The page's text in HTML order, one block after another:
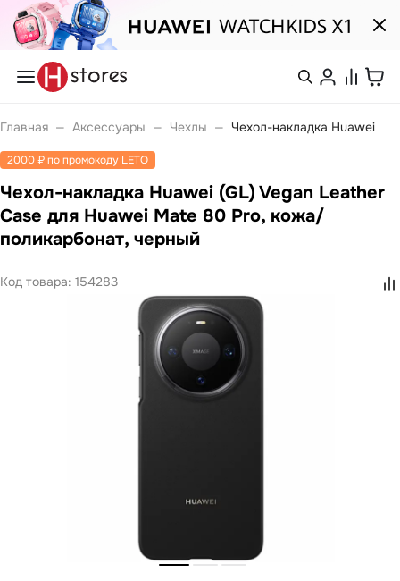
Каталог
Pura
Watch
Watch GT
Watch Ultimate
Watch Kids
Band 10
Ноутбуки
MateBook
MateBook D
MateBook GT
MatePad Pro
MatePad SE
MatePad 11
MatePad 12
Кабели и адаптеры
Защитные пленки
Главная — Аксессуары — Чехлы — Чехол-накладка Huawei
2000 ₽ по промокоду LETO
Чехол-накладка Huawei (GL) Vegan Leather
Case для Huawei Mate 80 Pro, кожа/
поликарбонат, черный
Код товара: 154283
Войти или
зарегистрироваться
Каталог
Покупателям
Компания